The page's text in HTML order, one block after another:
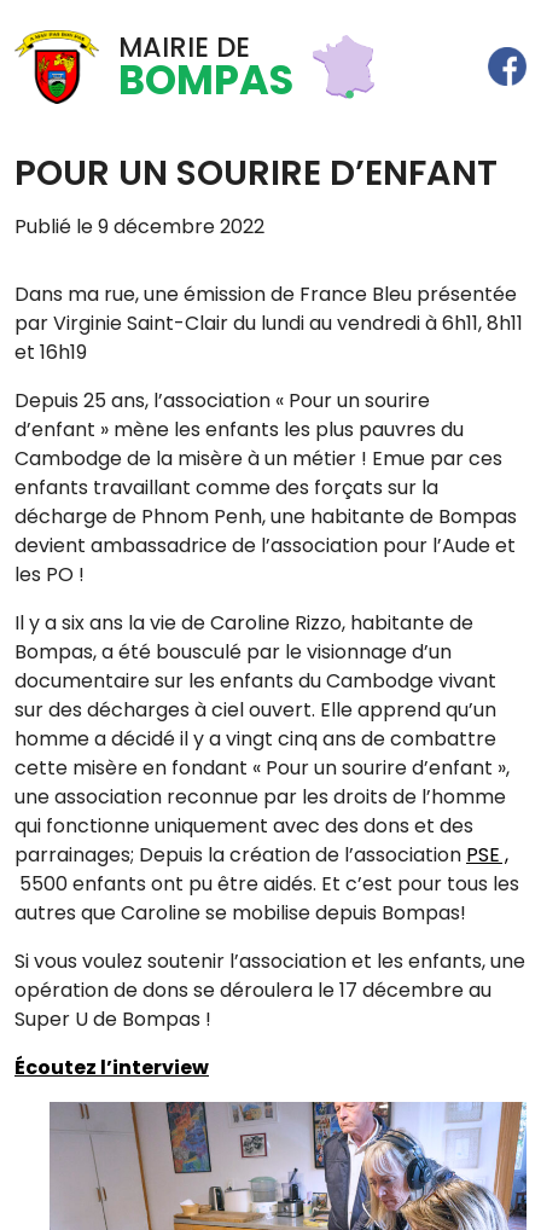
MAIRIE DE
BOMPAS
POUR UN SOURIRE D’ENFANT
Publié le 9 décembre 2022
Dans ma rue, une émission de France Bleu présentée
par Virginie Saint-Clair du lundi au vendredi à 6h11, 8h11
et 16h19
Depuis 25 ans, l’association « Pour un sourire
d’enfant » mène les enfants les plus pauvres du
Cambodge de la misère à un métier ! Emue par ces
enfants travaillant comme des forçats sur la
décharge de Phnom Penh, une habitante de Bompas
devient ambassadrice de l’association pour l’Aude et
les PO !
Il y a six ans la vie de Caroline Rizzo, habitante de
Bompas, a été bousculé par le visionnage d’un
documentaire sur les enfants du Cambodge vivant
sur des décharges à ciel ouvert. Elle apprend qu’un
homme a décidé il y a vingt cinq ans de combattre
cette misère en fondant « Pour un sourire d’enfant »,
une association reconnue par les droits de l’homme
qui fonctionne uniquement avec des dons et des
parrainages; Depuis la création de l’association PSE ,
5500 enfants ont pu être aidés. Et c’est pour tous les
autres que Caroline se mobilise depuis Bompas!
Si vous voulez soutenir l’association et les enfants, une
opération de dons se déroulera le 17 décembre au
Super U de Bompas !
Écoutez l’interview